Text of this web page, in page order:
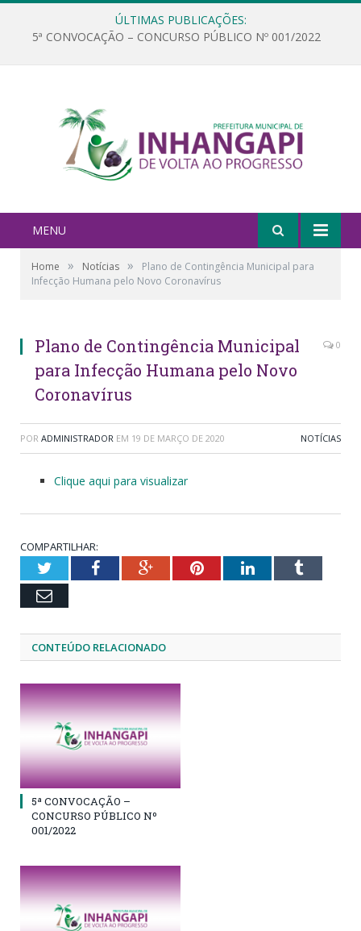
ÚLTIMAS PUBLICAÇÕES:
5ª CONVOCAÇÃO – CONCURSO PÚBLICO Nº 001/2022
MENU
Home » Notícias »
Plano de Contingência Municipal para
Infecção Humana pelo Novo Coronavírus
Plano de Contingência Municipal
para Infecção Humana pelo Novo
Coronavírus
0
POR ADMINISTRADOR EM 19 DE MARÇO DE 2020 NOTÍCIAS
Clique aqui para visualizar
COMPARTILHAR:
TwitterFacebookGoogle+PinterestLinkedInTumblr
Email
CONTEÚDO RELACIONADO
5ª CONVOCAÇÃO –
CONCURSO PÚBLICO Nº
001/2022